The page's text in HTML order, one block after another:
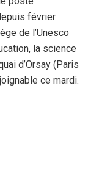
février
de l’Unesco
la science
d’Orsay (Paris
ce mardi.